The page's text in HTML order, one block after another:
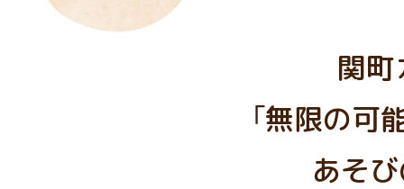
関
「無限の可
あそ